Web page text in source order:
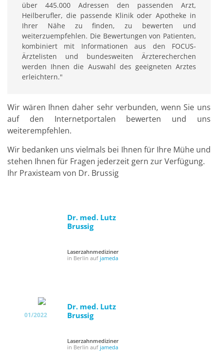
über 445.000 Adressen den passenden Arzt,
Heilberufler, die passende Klinik oder Apotheke in
Ihrer Nähe zu finden, zu bewerten und
weiterzuempfehlen. Die Bewertungen von Patienten,
kombiniert mit Informationen aus den FOCUS-
Ärztelisten und bundesweiten Ärzterecherchen
werden Ihnen die Auswahl des geeigneten Arztes
erleichtern."
Wir wären Ihnen daher sehr verbunden, wenn Sie uns
auf den Internetportalen bewerten und uns
weiterempfehlen.
Wir bedanken uns vielmals bei Ihnen für Ihre Mühe und
stehen Ihnen für Fragen jederzeit gern zur Verfügung.
Ihr Praxisteam von Dr. Brussig
Dr. med. Lutz
Brussig
Laserzahnmediziner
in Berlin auf jameda
Dr. med. Lutz
Brussig
Laserzahnmediziner
in Berlin auf jameda
01/2022